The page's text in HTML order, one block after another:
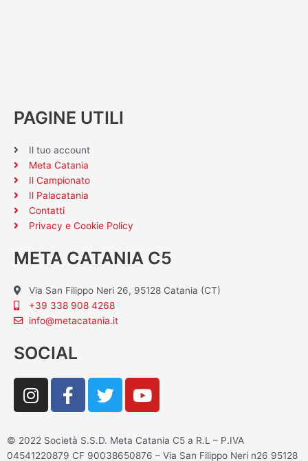
PAGINE UTILI
Il tuo account
Meta Catania
Il Campionato
Il Palacatania
Contatti
Privacy e Cookie Policy
META CATANIA C5
Via San Filippo Neri 26, 95128 Catania (CT)
+39 338 908 4268
info@metacatania.it
SOCIAL
I
n
t
a
F
a
e
b
T
w
t
t
Y
o
t
u
© 2022 Società S.S.D. Meta Catania C5 a R.L – P.IVA
04541220879 CF 90038650876 – Via San Filippo Neri n26 95128